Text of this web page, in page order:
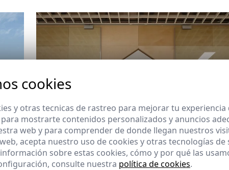
cookies
y otras tecnicas de rastreo para mejorar tu experiencia
mostrarte contenidos personalizados y anuncios
web y para comprender de donde llegan nuestros
acepta nuestro uso de cookies y otras tecnologías de
sobre estas cookies, cómo y por qué las
consulte nuestra política de cookies.